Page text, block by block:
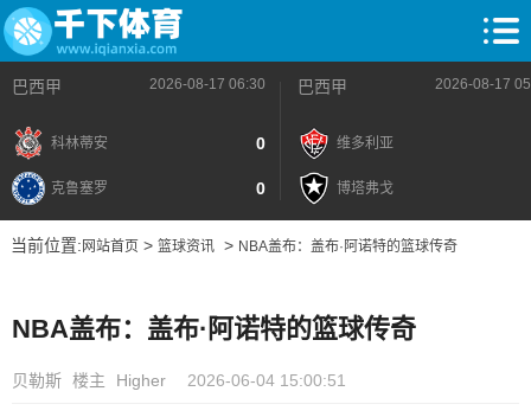
巴西甲 2026-08-17 06:30
科林蒂安 0
克鲁塞罗 0
巴西甲 2026-08-17
维多利亚
博塔弗戈
当前位置: 网站首页> 篮球资讯> NBA盖布：盖布·阿诺特的篮球传奇
NBA盖布：盖布·阿诺特的篮球传奇
贝勒斯 楼主 Higher 2026-06-04 15:00:51